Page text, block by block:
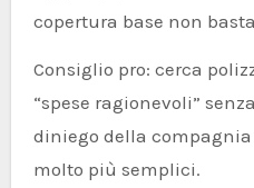
copertura base non
Consiglio pro: cerca
“spese ragionevoli”
diniego della compagnia
molto più semplici.